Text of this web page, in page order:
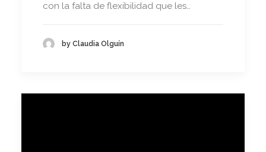
con la falta de flexibilidad que les…
by Claudia Olguín